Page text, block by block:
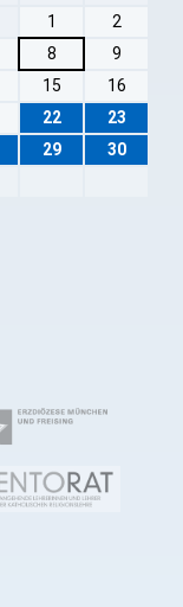
1
2
8
9
15
16
22
23
29
30